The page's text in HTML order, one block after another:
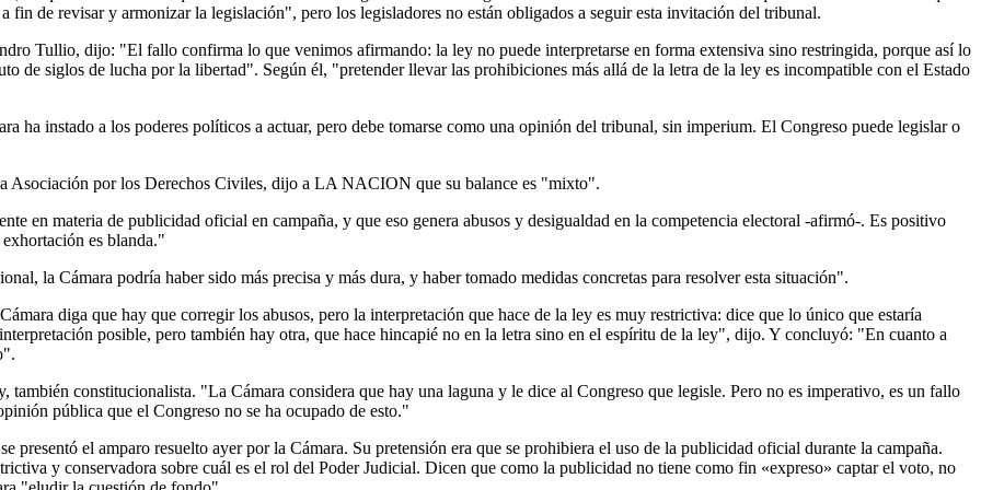
fin de revisar y armonizar la legislación", pero los legisladores no están obligados a seguir esta invitación del tribunal.
Tullio, dijo: "El fallo confirma lo que venimos afirmando: la ley no puede interpretarse en forma extensiva sino restringida, porque así lo
de siglos de lucha por la libertad". Según él, "pretender llevar las prohibiciones más allá de la letra de la ley es incompatible con el Estado
ha instado a los poderes políticos a actuar, pero debe tomarse como una opinión del tribunal, sin imperium. El Congreso puede legislar o
Asociación por los Derechos Civiles, dijo a LA NACION que su balance es "mixto".
en materia de publicidad oficial en campaña, y que eso genera abusos y desigualdad en la competencia electoral -afirmó-. Es positivo
es blanda."
la Cámara podría haber sido más precisa y más dura, y haber tomado medidas concretas para resolver esta situación".
diga que hay que corregir los abusos, pero la interpretación que hace de la ley es muy restrictiva: dice que lo único que estaría
posible, pero también hay otra, que hace hincapié no en la letra sino en el espíritu de la ley", dijo. Y concluyó: "En cuanto a
constitucionalista. "La Cámara considera que hay una laguna y le dice al Congreso que legisle. Pero no es imperativo, es un fallo
pública que el Congreso no se ha ocupado de esto."
el amparo resuelto ayer por la Cámara. Su pretensión era que se prohibiera el uso de la publicidad oficial durante la campaña.
y conservadora sobre cuál es el rol del Poder Judicial. Dicen que como la publicidad no tiene como fin «expreso» captar el voto, no